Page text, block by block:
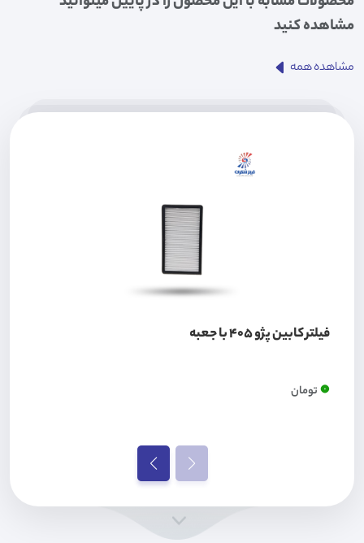
مشاهده کنید
مشاهده همه
فیلتر کابین پژو 405 با جعبه
0تومان